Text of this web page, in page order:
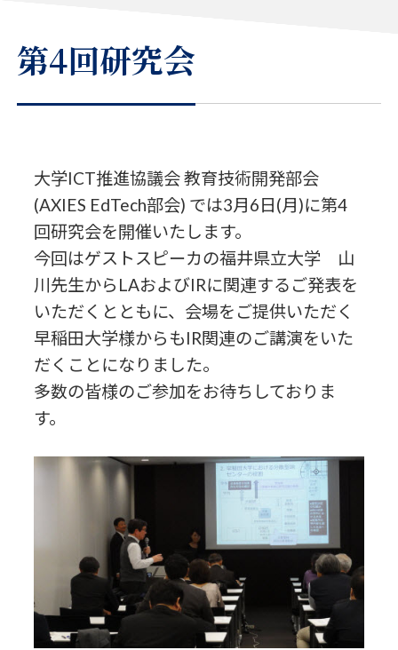
第4回研究会
大学ICT推進協議会 教育技術開発部会
(AXIES EdTech部会) では3月6日(月)に第4
回研究会を開催いたします。
今回はゲストスピーカの福井県立大学 山
川先生からLAおよびIRに関連するご発表を
いただくとともに、会場をご提供いただく
早稲田大学様からもIR関連のご講演をいた
だくことになりました。
多数の皆様のご参加をお待ちしておりま
す。